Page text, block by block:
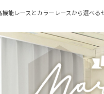
能レースとカラーレースから選べる